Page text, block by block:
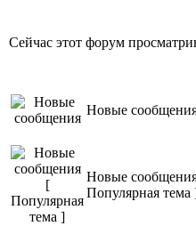
Сейчас этот форум
Новые
Новые
Популярная тема